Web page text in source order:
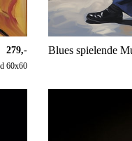
279,-
60x60
Blues spielende